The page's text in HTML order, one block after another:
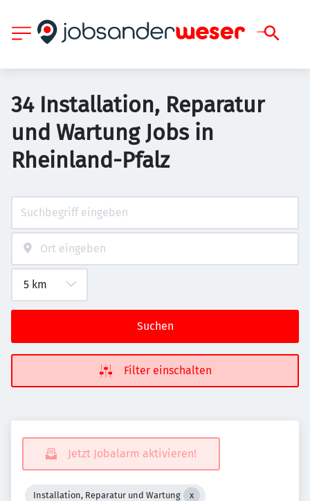
34 Installation, Reparatur
und Wartung Jobs in
Rheinland-Pfalz
Suchen
Filter einschalten
Jetzt Jobalarm aktivieren!
Installation, Reparatur und Wartung